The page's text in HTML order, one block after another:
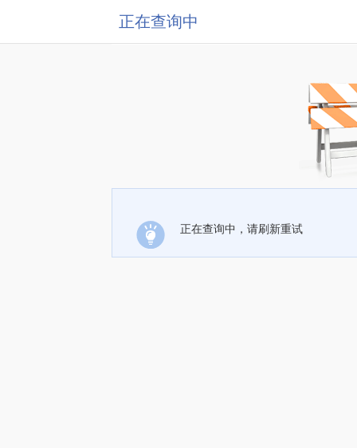
正在查询中
正在查询中，请刷新重试